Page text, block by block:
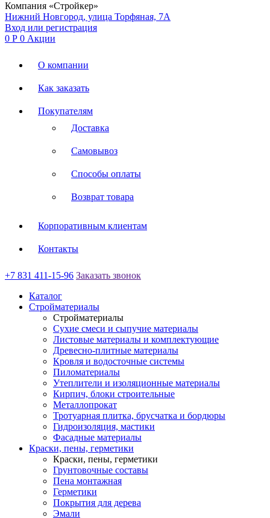
Компания «Стройкер»
Нижний Новгород, улица Торфяная, 7А
Вход или регистрация
0 Р 0 Акции
О компании
Как заказать
Покупателям
Доставка
Самовывоз
Способы оплаты
Возврат товара
Корпоративным клиентам
Контакты
+7 831 411-15-96 Заказать звонок
Каталог
Стройматериалы
Стройматериалы
Сухие смеси и сыпучие материалы
Листовые материалы и комплектующие
Древесно-плитные материалы
Кровля и водосточные системы
Пиломатериалы
Утеплители и изоляционные материалы
Кирпич, блоки строительные
Металлопрокат
Тротуарная плитка, брусчатка и бордюры
Гидроизоляция, мастики
Фасадные материалы
Краски, пены, герметики
Краски, пены, герметики
Грунтовочные составы
Пена монтажная
Герметики
Покрытия для дерева
Эмали